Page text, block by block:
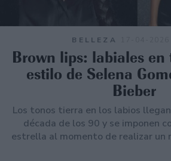
BELLEZA
Brown lips: labiales
estilo de Selena
Bieber
Los tonos tierra en los labios
década de los 90 y se imponen
estrella al momento de realizar un